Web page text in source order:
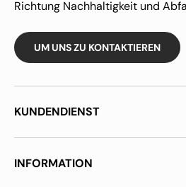
Richtung Nachhaltigkeit und
UM UNS ZU KONTAKTIEREN
KUNDENDIENST
INFORMATION